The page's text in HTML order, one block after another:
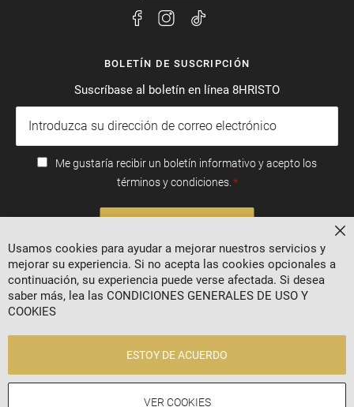
BOLETÍN DE SUSCRIPCIÓN
Suscríbase al boletín en línea 8HRISTO
Me gustaría recibir un boletín informativo y acepto los
términos y condiciones.
Usamos cookies para ayudar a mejorar nuestros servicios y
mejorar su experiencia. Si no acepta las cookies opcionales a
continuación, su experiencia puede verse afectada. Si desea
saber más, lea las CONDICIONES GENERALES DE USO Y
COOKIES
ESTOY DE ACUERDO
VER COOKIES